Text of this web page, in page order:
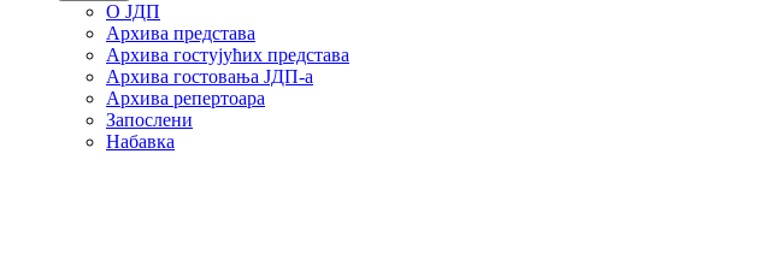
О ЈДП
Архива представа
Архива гостујућих представа
Архива гостовања ЈДП-а
Архива репертоара
Запослени
Набавка